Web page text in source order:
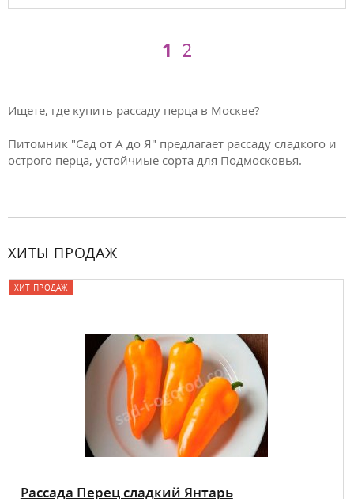
1 2
Ищете, где купить рассаду перца в Москве?
Питомник "Сад от А до Я" предлагает рассаду сладкого и
острого перца, устойчиые сорта для Подмосковья.
ХИТЫ ПРОДАЖ
Перец сладкий Янтарь